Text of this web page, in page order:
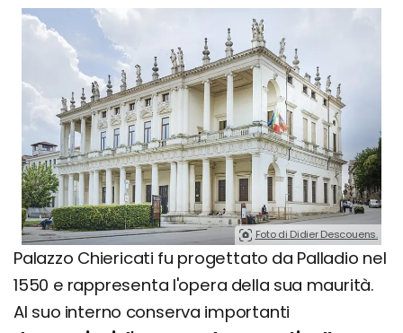
Foto di Didier Descouens.
Palazzo Chiericati fu progettato da Palladio nel
1550 e rappresenta l'opera della sua maurità.
Al suo interno conserva importanti